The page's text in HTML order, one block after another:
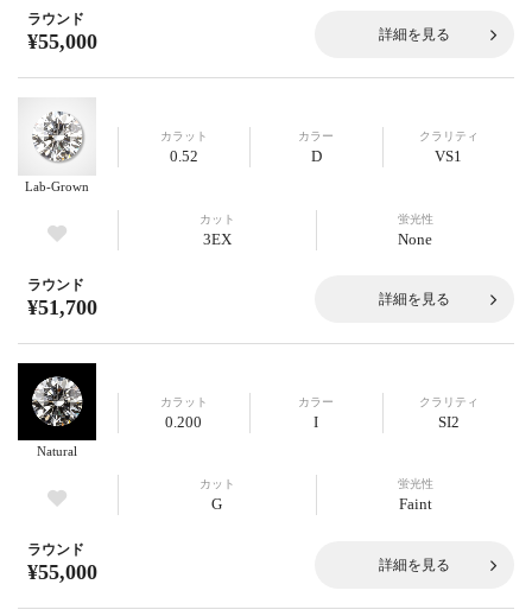
ラウンド
¥55,000 詳細を見る
Lab-Grown
カラット
0.52
カラー
D
クラリティ
VS1
カット
3EX
蛍光性
None
ラウンド
¥51,700 詳細を見る
Natural
カラット
0.200
カラー
I
クラリティ
SI2
カット
G
蛍光性
Faint
ラウンド
¥55,000 詳細を見る